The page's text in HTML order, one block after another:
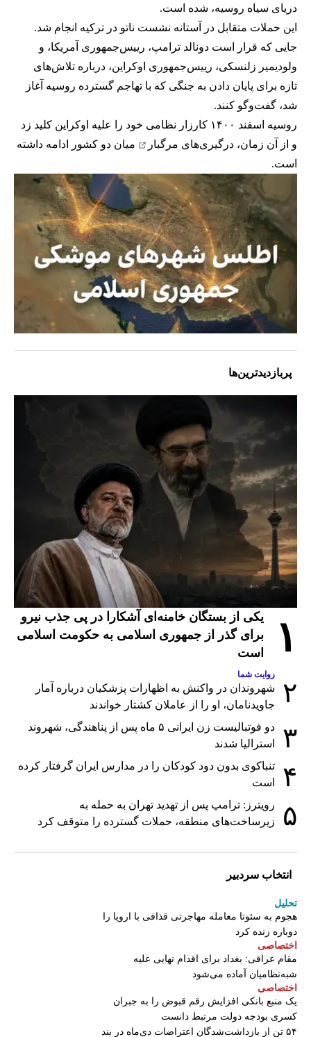
دریای سیاه روسیه، شده است.
این حملات متقابل در آستانه نشست ناتو در ترکیه انجام شد.
جایی که قرار است دونالد ترامپ، رییس‌جمهوری آمریکا، و
ولودیمیر زلنسکی، رییس‌جمهوری اوکراین، درباره تلاش‌های
تازه برای پایان دادن به جنگی که با تهاجم گسترده روسیه آغاز
شد، گفت‌وگو کنند.
روسیه اسفند ۱۴۰۰ کارزار نظامی خود را علیه اوکراین کلید زد
و از آن زمان، درگیری‌های مرگبار
میان دو کشور ادامه داشته
است.
پربازدیدترین‌ها
۱
یکی از بستگان خامنه‌ای آشکارا در پی جذب نیرو
برای گذر از جمهوری اسلامی به حکومت اسلامی
است
۲
روایت شما
شهروندان در واکنش به اظهارات پزشکیان درباره آمار
جاویدنامان، او را از عاملان کشتار خواندند
۳
دو فوتبالیست زن ایرانی ۵ ماه پس از پناهندگی، شهروند
استرالیا شدند
۴
تنباکوی بدون دود کودکان را در مدارس ایران گرفتار کرده
است
۵
رویترز: ترامپ پس از تهدید تهران به حمله به
زیرساخت‌های منطقه، حملات گسترده را متوقف کرد
انتخاب سردبیر
تحلیل
هجوم به سئوتا معامله مهاجرتی قذافی با اروپا را
دوباره زنده کرد
اختصاصی
مقام عراقی: بغداد برای اقدام نهایی علیه
شبه‌نظامیان آماده می‌شود
اختصاصی
یک منبع بانکی افزایش رقم قبوض را به جبران
کسری بودجه دولت مرتبط دانست
۵۴ تن از بازداشت‌شدگان اعتراضات دی‌ماه در بند